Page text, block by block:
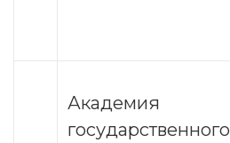
Академия
государственного